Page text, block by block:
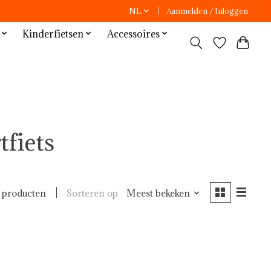
NL Aanmelden / Inloggen
Kinderfietsen
Accessoires
producten Sorteren op Meest bekeken